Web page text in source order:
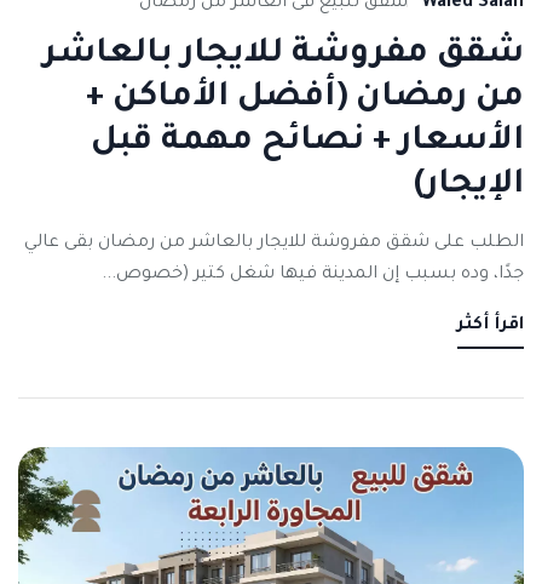
Waled Salah شقق للبيع فى العاشر من رمضان
شقق مفروشة للايجار بالعاشر
من رمضان (أفضل الأماكن +
الأسعار + نصائح مهمة قبل
الإيجار)
الطلب على شقق مفروشة للايجار بالعاشر من رمضان بقى عالي
جدًا، وده بسبب إن المدينة فيها شغل كتير (خصوص...
اقرأ أكثر